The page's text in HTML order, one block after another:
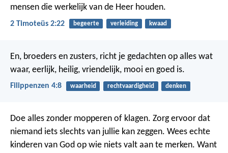
mensen die werkelijk van de Heer houden.
2 Timoteüs 2:22 begeerte verleiding kwaad
En, broeders en zusters, richt je gedachten op alles wat
waar, eerlijk, heilig, vriendelijk, mooi en goed is.
Filippenzen 4:8 waarheid rechtvaardigheid denken
Doe alles zonder mopperen of klagen. Zorg ervoor dat
niemand iets slechts van jullie kan zeggen. Wees echte
kinderen van God op wie niets valt aan te merken. Want